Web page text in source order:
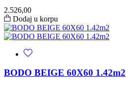
2.526,00
Dodaj u korpu
BODO BEIGE 60X60 1.42m2